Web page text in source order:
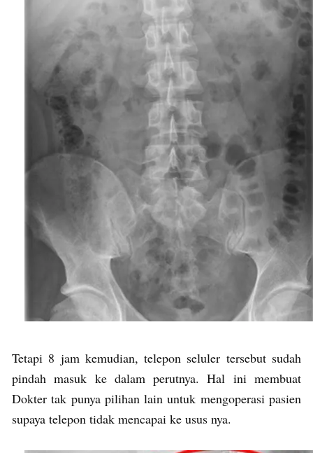
Tetapi 8 jam kemudian, telepon seluler tersebut sudah
pindah masuk ke dalam perutnya. Hal ini membuat
Dokter tak punya pilihan lain untuk mengoperasi pasien
supaya telepon tidak mencapai ke usus nya.